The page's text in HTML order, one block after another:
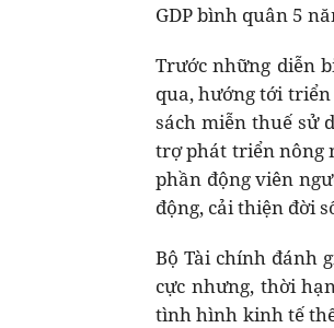
GDP bình quân 5
Trước những diễn
qua, hướng tới
sách miễn thuế sử
trợ phát triển nông
phần động viên
động, cải thiện đời
Bộ Tài chính đánh
cực nhưng, thời
tình hình kinh tế